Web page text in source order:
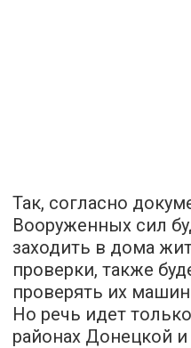
Так, согласно
Вооруженных сил
заходить в дома
проверки, также
проверять их
Но речь идет
районах Донецкой и